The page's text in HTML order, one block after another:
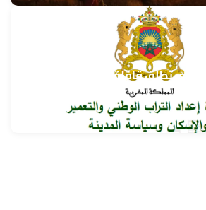
الوطني تطلق قافلة التعمير والإسكان